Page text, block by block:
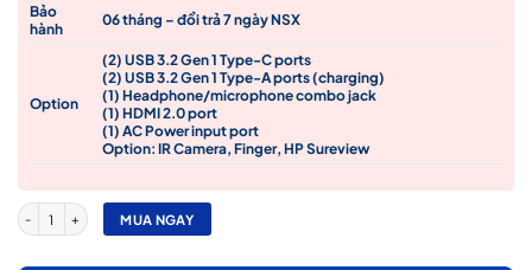
Bảo
hành
06 tháng – đổi trả 7 ngày NSX
Option
(2) USB 3.2 Gen 1 Type-C ports
(2) USB 3.2 Gen 1 Type-A ports (charging)
(1) Headphone/microphone combo jack
(1) HDMI 2.0 port
(1) AC Power input port
Option: IR Camera, Finger, HP Sureview
HP EliteBook X360 1040 G7 Core i7-10810U 16GB RAM 512GB SSD 14″ FHD Touch Win
MUA NGAY